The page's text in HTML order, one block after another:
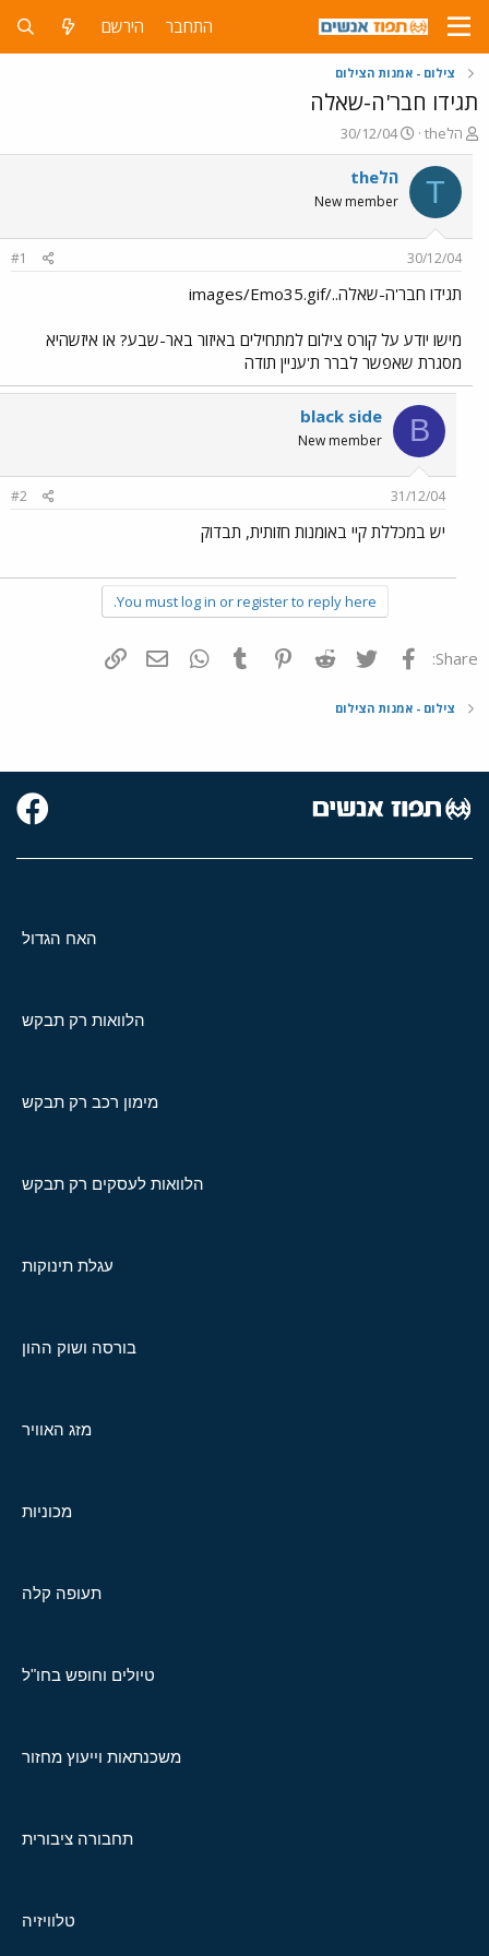
התחבר הירשם
צילום - אמנות הצילום
תגידו חבר'ה-שאלה
פ
ו
ת
ח
ה
ש
א
theהל
פ
ו
ר
ם
ר
30/12/04
T theהל
New member
30/12/04
#1
תגידו חבר'ה-שאלה../images/Emo35.gif
מישו יודע על קורס צילום למתחילים באיזור באר-שבע? או איזשהיא
מסגרת שאפשר לברר ת'עניין תודה
B
black side
New member
31/12/04
#2
יש במכללת קיי באומנות חזותית, תבדוק
You must log in or register to reply here.
Share: פייסבוק Twitter
Reddit
Pinterest
Tumblr
WhatsAppדואר אלקטרוני
צילום - אמנות הצילום
האח הגדול
הלוואות רק תבקש
מימון רכב רק תבקש
הלוואות לעסקים רק תבקש
עגלת תינוקות
בורסה ושוק ההון
מזג האוויר
מכוניות
תעופה קלה
טיולים וחופש בחו"ל
משכנתאות וייעוץ מחזור
תחבורה ציבורית
טלוויזיה